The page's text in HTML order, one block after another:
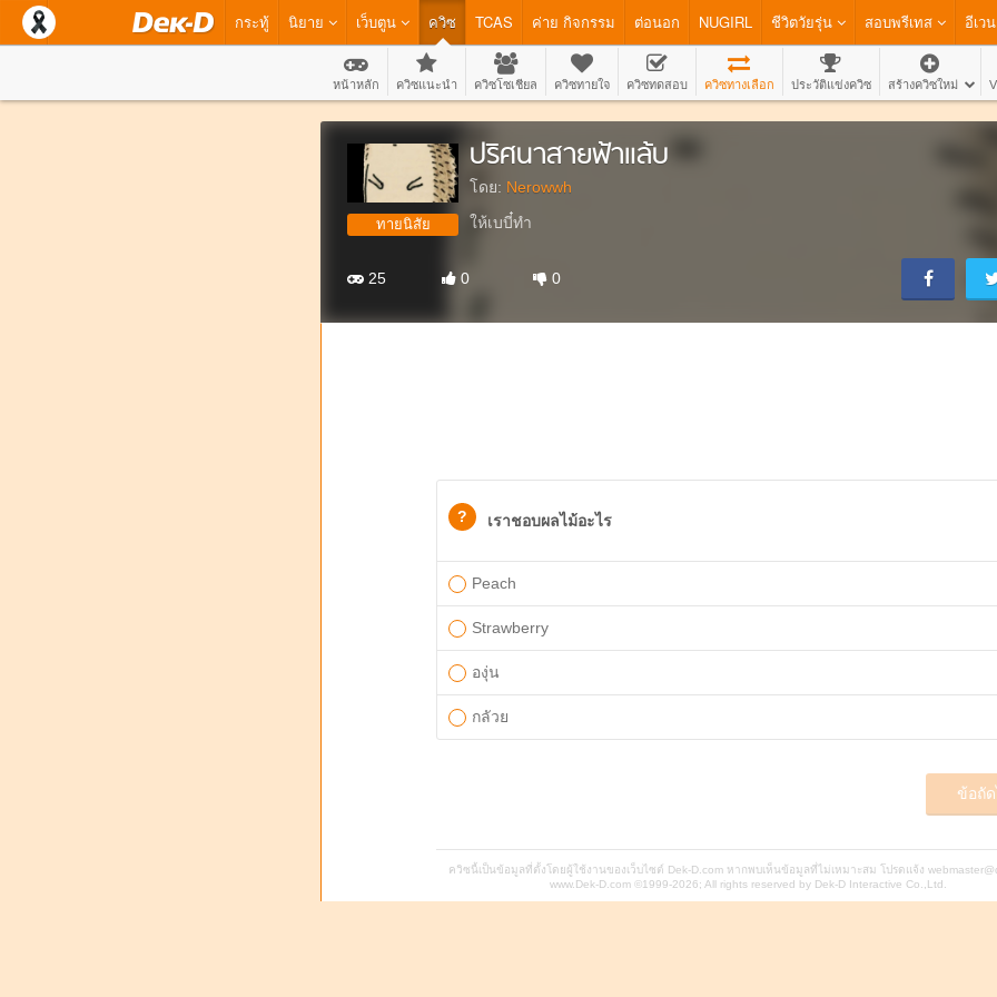
กระทู้ นิยาย เว็บตูน ควิซ TCAS ค่าย กิจกรรม ต่อนอก NUGIRL ชีวิตวัยรุ่น สอบพรีเทส อีเว
หน้าหลัก ควิซแนะนำ ควิซโซเชียล ควิซทายใจ ควิซทดสอบ ควิซทางเลือก ประวัติแข่งควิซ สร้างควิซใหม่
ทายนิสัย
ปริศนาสายฟ้าแล้บ
โดย: Nerowwh
ให้เบบี๋ทำ
25 0 0
? เราชอบผลไม้อะไร
Peach
Strawberry
องุ่น
กลัวย
ข้อถั
ควิซนี้เป็นข้อมูลที่ตั้งโดยผู้ใช้งานของเว็บไซต์ Dek-D.com หากพบเห็นข้อมูลที่ไม่เหมาะสม โปรดแจ้ง
www.Dek-D.com©1999-2026; All rights reserved by Dek-D Interactive Co.,Ltd.